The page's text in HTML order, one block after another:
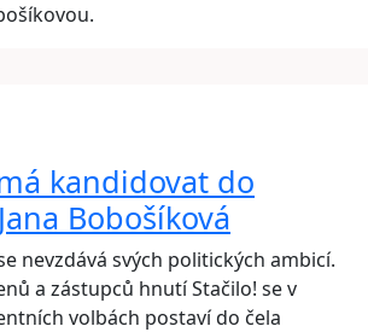
kandidovat do
Bobošíková
nevzdává svých politických ambicí.
a zástupců hnutí Stačilo! se v
volbách postaví do čela